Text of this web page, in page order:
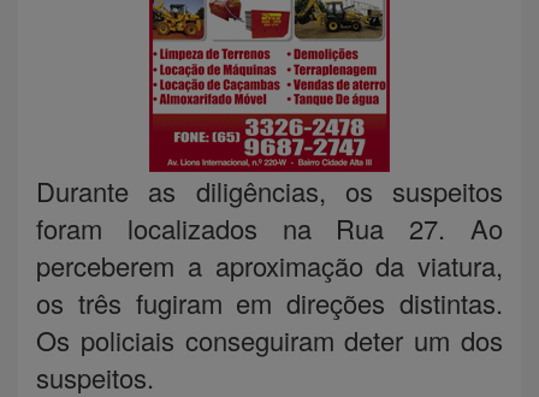
Durante as diligências, os suspeitos
foram localizados na Rua 27. Ao
perceberem a aproximação da viatura,
os três fugiram em direções distintas.
Os policiais conseguiram deter um dos
suspeitos.